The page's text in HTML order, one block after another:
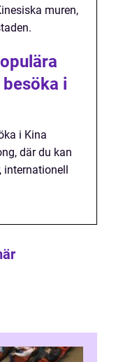
muren,
i
i Kina
där du kan
internationell